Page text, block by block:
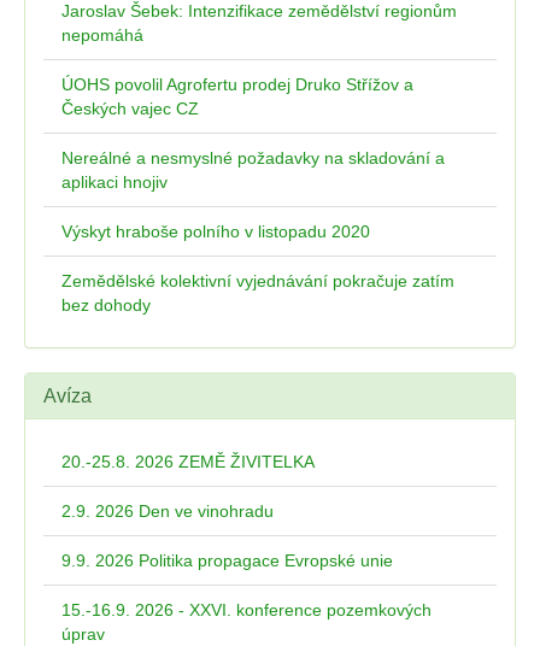
Jaroslav Šebek: Intenzifikace zemědělství regionům
nepomáhá
ÚOHS povolil Agrofertu prodej Druko Střížov a
Českých vajec CZ
Nereálné a nesmyslné požadavky na skladování a
aplikaci hnojiv
Výskyt hraboše polního v listopadu 2020
Zemědělské kolektivní vyjednávání pokračuje zatím
bez dohody
Avíza
20.-25.8. 2026 ZEMĚ ŽIVITELKA
2.9. 2026 Den ve vinohradu
9.9. 2026 Politika propagace Evropské unie
15.-16.9. 2026 - XXVI. konference pozemkových
úprav